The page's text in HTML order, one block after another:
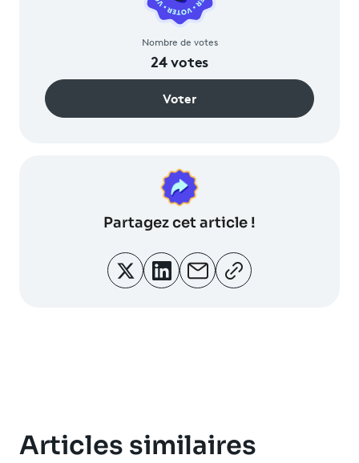
Nombre de votes
24votes
Voter
Partagezcet article !
Articles similaires